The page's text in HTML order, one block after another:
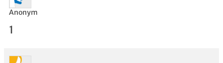
Anonym
1